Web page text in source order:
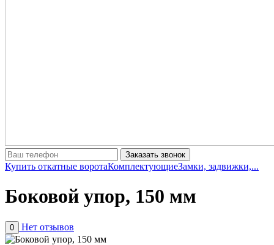
Заказать звонок
Купить откатные воротаКомплектующиеЗамки, задвижки,...
Боковой упор, 150 мм
0 Нет отзывов